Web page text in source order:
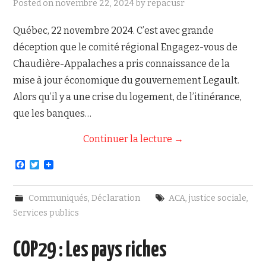
Posted onnovembre 22, 2024byrepacusr
Québec, 22 novembre 2024. C’est avec grande
déception que le comité régional Engagez-vous de
Chaudière-Appalaches a pris connaissance de la
mise à jour économique du gouvernement Legault.
Alors qu’il y a une crise du logement, de l’itinérance,
que les banques…
Continuer la lecture →
F
c
e
b
o
T
i
t
e
Communiqués, Déclaration ACA, justice sociale,
Services publics
COP29 : Les pays riches